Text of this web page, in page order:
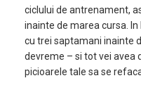
ciclului de antrenament,
inainte de marea cursa.
cu trei saptamani inainte
devreme – si tot vei avea
picioarele tale sa se